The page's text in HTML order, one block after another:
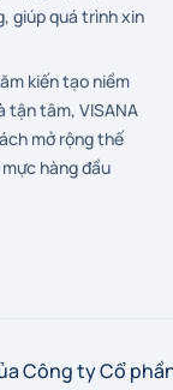
giúp quá trình xin
kiến tạo niềm
tận tâm, VISANA
mở rộng thế
hàng đầu
Công ty Cổ